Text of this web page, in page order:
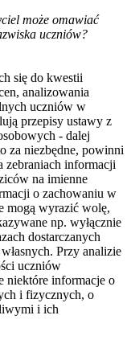
może omawiać
uczniów?
się do kwestii
analizowania
uczniów w
przepisy ustawy z
- dalej
za niezbędne, powinni
zebraniach informacji
na imienne
o zachowaniu w
mogą wyrazić wolę,
np. wyłącznie
dostarczanych
Przy analizie
uczniów
niektóre informacje o
i fizycznych, o
i ich